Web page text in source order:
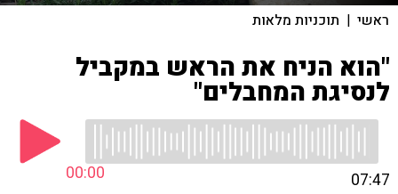
ראשי | תוכניות מלאות
"הוא הניח את הראש במקביל
לנסיגת המחבלים"
00:00 07:47